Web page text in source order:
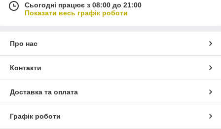
Сьогодні працює з 08:00 до 21:00
Показати весь графік роботи
Про нас
Контакти
Доставка та оплата
Графік роботи